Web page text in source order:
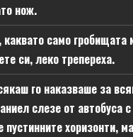
нож.
само гробищата
си, леко трепереха.
го наказваше за
слезе от автобуса с
хоризонти,